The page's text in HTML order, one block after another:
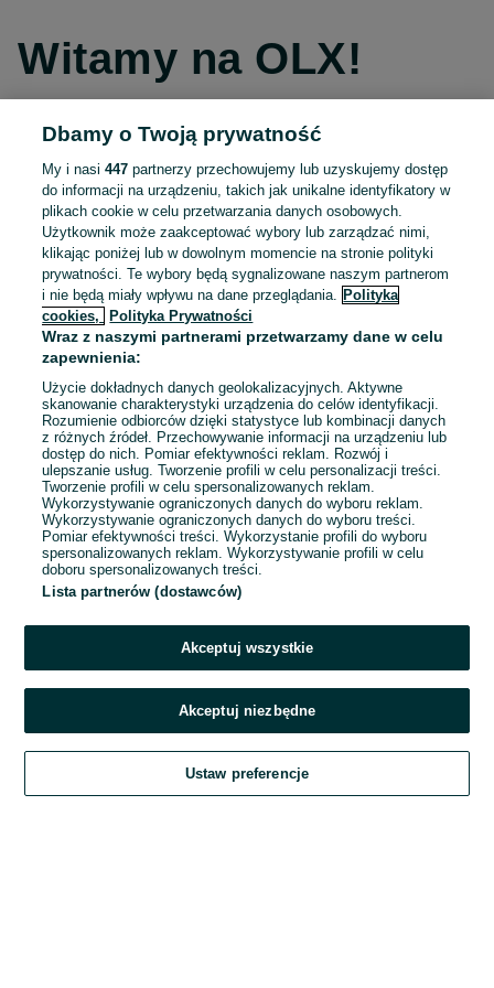
Witamy na OLX!
Kontynuuj przez Facebooka
Kontynuuj przez konto Apple
Kontynuuj przez konto Google
LUB
E-mail
Hasło
Zaloguj się
Kontynuując za pośrednictwem jednego z dostawców wskazanych powyżej,
OLX.pl w jego aktualnym brzmieniu.
Dbamy o Twoją prywatność
My i nasi447 partnerzy przechowujemy lub uzyskujemy dostęp
do informacji na urządzeniu, takich jak unikalne identyfikatory w
plikach cookie w celu przetwarzania danych osobowych.
Użytkownik może zaakceptować wybory lub zarządzać nimi,
klikając poniżej lub w dowolnym momencie na stronie polityki
prywatności. Te wybory będą sygnalizowane naszym partnerom
i nie będą miały wpływu na dane przeglądania.
Polityka
cookies,
Polityka Prywatności
Wraz z naszymi partnerami przetwarzamy dane w celu
zapewnienia:
Użycie dokładnych danych geolokalizacyjnych. Aktywne
skanowanie charakterystyki urządzenia do celów identyfikacji.
Rozumienie odbiorców dzięki statystyce lub kombinacji danych
z różnych źródeł. Przechowywanie informacji na urządzeniu lub
dostęp do nich. Pomiar efektywności reklam. Rozwój i
ulepszanie usług. Tworzenie profili w celu personalizacji treści.
Tworzenie profili w celu spersonalizowanych reklam.
Wykorzystywanie ograniczonych danych do wyboru reklam.
Wykorzystywanie ograniczonych danych do wyboru treści.
Pomiar efektywności treści. Wykorzystanie profili do wyboru
spersonalizowanych reklam. Wykorzystywanie profili w celu
doboru spersonalizowanych treści.
Lista partnerów (dostawców)
Akceptuj wszystkie
Akceptuj niezbędne
Ustaw preferencje